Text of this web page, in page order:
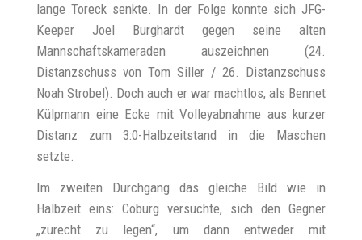
lange Toreck senkte. In der Folge konnte sich JFG-
Keeper Joel Burghardt gegen seine alten
Mannschaftskameraden auszeichnen (24.
Distanzschuss von Tom Siller / 26. Distanzschuss
Noah Strobel). Doch auch er war machtlos, als Bennet
Külpmann eine Ecke mit Volleyabnahme aus kurzer
Distanz zum 3:0-Halbzeitstand in die Maschen
setzte.
Im zweiten Durchgang das gleiche Bild wie in
Halbzeit eins: Coburg versuchte, sich den Gegner
„zurecht zu legen“, um dann entweder mit